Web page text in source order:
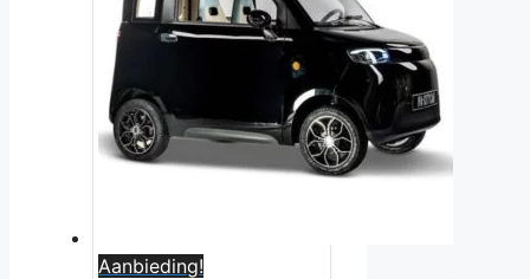
Aanbieding!